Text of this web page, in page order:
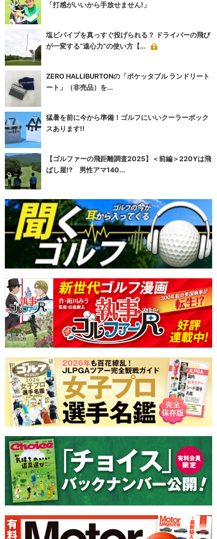
「打感がいいから手放せません!」
塩ビパイプを真っすぐ投げられる？ ドライバーの飛び
が一変する“遠心力”の使い方【...
ZERO HALLIBURTONの「ポケッタブル ランドリート
ート」（非売品）を...
猛暑を前に今から準備！ゴルフにいいクーラーボック
スあります!!
【ゴルファーの飛距離調査2025】＜前編＞220Yは飛
ばし屋!? 男性アマ140...